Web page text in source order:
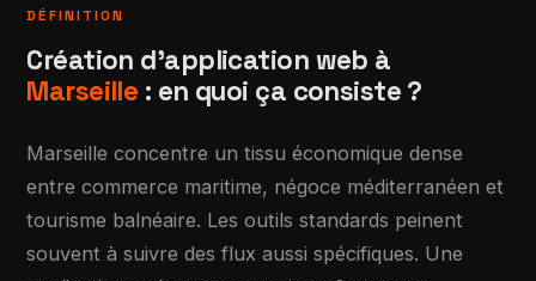
DÉFINITION
Création d'application web à
Marseille : en quoi ça consiste ?
Marseille concentre un tissu économique dense
entre commerce maritime, négoce méditerranéen et
tourisme balnéaire. Les outils standards peinent
souvent à suivre des flux aussi spécifiques. Une